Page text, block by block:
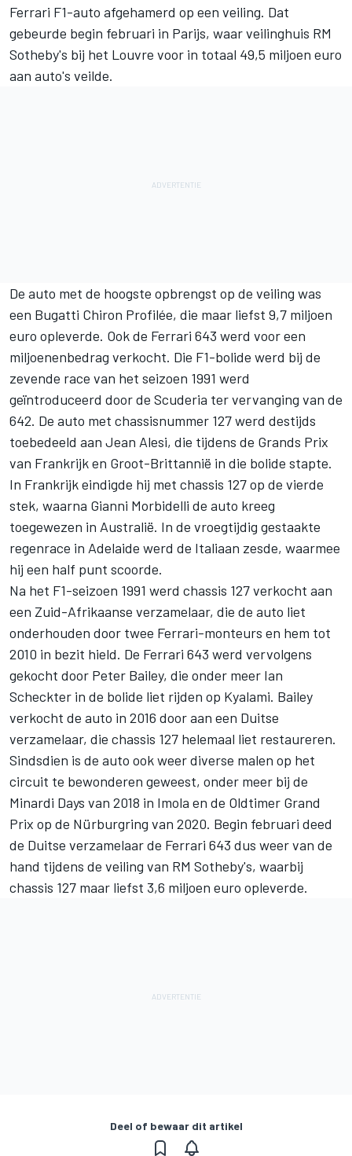
Ferrari F1-auto afgehamerd op een veiling. Dat
gebeurde begin februari in Parijs, waar veilinghuis RM
Sotheby's bij het Louvre voor in totaal 49,5 miljoen euro
aan auto's veilde.
De auto met de hoogste opbrengst op de veiling was
een Bugatti Chiron Profilée, die maar liefst 9,7 miljoen
euro opleverde. Ook de Ferrari 643 werd voor een
miljoenenbedrag verkocht. Die F1-bolide werd bij de
zevende race van het seizoen 1991 werd
geïntroduceerd door de Scuderia ter vervanging van de
642. De auto met chassisnummer 127 werd destijds
toebedeeld aan Jean Alesi, die tijdens de Grands Prix
van Frankrijk en Groot-Brittannië in die bolide stapte.
In Frankrijk eindigde hij met chassis 127 op de vierde
stek, waarna Gianni Morbidelli de auto kreeg
toegewezen in Australië. In de vroegtijdig gestaakte
regenrace in Adelaide werd de Italiaan zesde, waarmee
hij een half punt scoorde.
Na het F1-seizoen 1991 werd chassis 127 verkocht aan
een Zuid-Afrikaanse verzamelaar, die de auto liet
onderhouden door twee Ferrari-monteurs en hem tot
2010 in bezit hield. De Ferrari 643 werd vervolgens
gekocht door Peter Bailey, die onder meer Ian
Scheckter in de bolide liet rijden op Kyalami. Bailey
verkocht de auto in 2016 door aan een Duitse
verzamelaar, die chassis 127 helemaal liet restaureren.
Sindsdien is de auto ook weer diverse malen op het
circuit te bewonderen geweest, onder meer bij de
Minardi Days van 2018 in Imola en de Oldtimer Grand
Prix op de Nürburgring van 2020. Begin februari deed
de Duitse verzamelaar de Ferrari 643 dus weer van de
hand tijdens de veiling van RM Sotheby's, waarbij
chassis 127 maar liefst 3,6 miljoen euro opleverde.
Deel of bewaar dit artikel